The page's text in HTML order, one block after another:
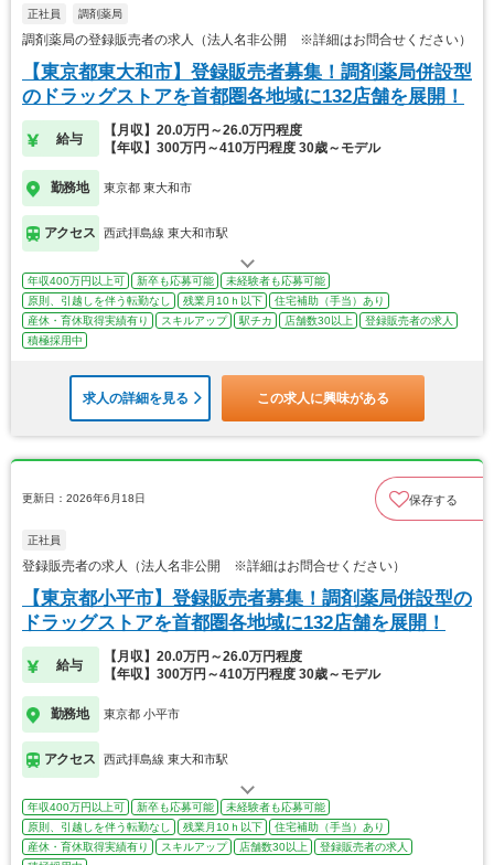
正社員 調剤薬局
調剤薬局の登録販売者の求人（法人名非公開 ※詳細はお問合せください）
【東京都東大和市】登録販売者募集！調剤薬局併設型
のドラッグストアを首都圏各地域に132店舗を展開！
給与
【月収】20.0万円～26.0万円程度
【年収】300万円～410万円程度 30歳～モデル
勤務地 東京都 東大和市
アクセス 西武拝島線 東大和市駅
年収400万円以上可 新卒も応募可能
未経験者も応募可能
原則、引越しを伴う転勤なし
残業月10ｈ以下
住宅補助（手当）あり
産休・育休取得実績有り
スキルアップ 駅チカ 店舗数30以上
登録販売者の求人
積極採用中
求人の詳細を見る この求人に興味がある
更新日：2026年6月18日 保存する
正社員
登録販売者の求人（法人名非公開 ※詳細はお問合せください）
【東京都小平市】登録販売者募集！調剤薬局併設型の
ドラッグストアを首都圏各地域に132店舗を展開！
給与
【月収】20.0万円～26.0万円程度
【年収】300万円～410万円程度 30歳～モデル
勤務地 東京都 小平市
アクセス 西武拝島線 東大和市駅
年収400万円以上可 新卒も応募可能
未経験者も応募可能
原則、引越しを伴う転勤なし
残業月10ｈ以下
住宅補助（手当）あり
産休・育休取得実績有り
スキルアップ 店舗数30以上
登録販売者の求人